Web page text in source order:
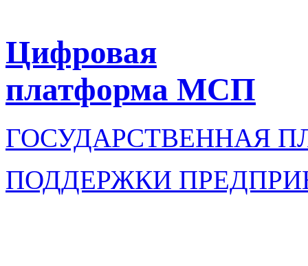
Цифровая
платформа МСП
ГОСУДАРСТВЕННАЯ
ПОДДЕРЖКИ